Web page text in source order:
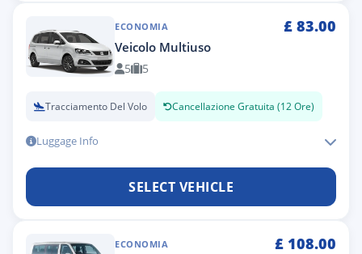
ECONOMIA £ 83.00
Veicolo Multiuso
5 5
Tracciamento Del Volo Cancellazione Gratuita (12 Ore)
Luggage Info
SELECT VEHICLE
ECONOMIA £ 108.00